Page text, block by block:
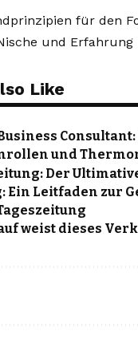
für den
und
Like
und
Der
Ein Leitfaden zur
weist dieses